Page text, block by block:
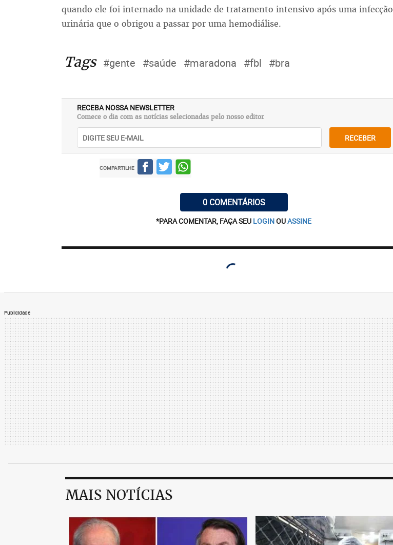
quando ele foi internado na unidade de tratamento intensivo após uma infecção
urinária que o obrigou a passar por uma hemodiálise.
Tags #gente #saúde #maradona #fbl #bra
RECEBA NOSSA NEWSLETTER
Comece o dia com as notícias selecionadas pelo nosso editor
RECEBER
COMPARTILHE
0 COMENTÁRIOS
*PARA COMENTAR, FAÇA SEU LOGINOUASSINE
Publicidade
MAIS NOTÍCIAS